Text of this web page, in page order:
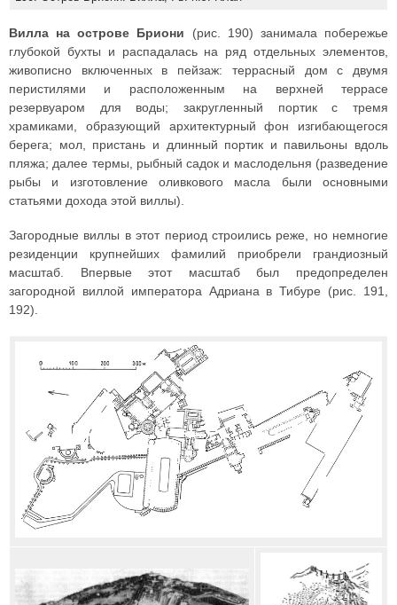
Вилла на острове Бриони (рис. 190) занимала побережье
глубокой бухты и распадалась на ряд отдельных элементов,
живописно включенных в пейзаж: террасный дом с двумя
перистилями и расположенным на верхней террасе
резервуаром для воды; закругленный портик с тремя
храмиками, образующий архитектурный фон изгибающегося
берега; мол, пристань и длинный портик и павильоны вдоль
пляжа; далее термы, рыбный садок и маслодельня (разведение
рыбы и изготовление оливкового масла были основными
статьями дохода этой виллы).
Загородные виллы в этот период строились реже, но немногие
резиденции крупнейших фамилий приобрели грандиозный
масштаб. Впервые этот масштаб был предопределен
загородной виллой императора Адриана в Тибуре (рис. 191,
192).